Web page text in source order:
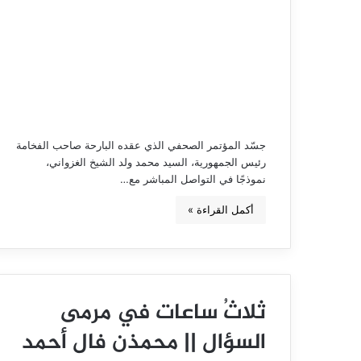
جسّد المؤتمر الصحفي الذي عقده البارحة صاحب الفخامة
رئيس الجمهورية، السيد محمد ولد الشيخ الغزواني،
نموذجًا في التواصل المباشر مع…
أكمل القراءة »
ثلاثُ ساعات في مرمى
السؤال || محمذن فال أحمد